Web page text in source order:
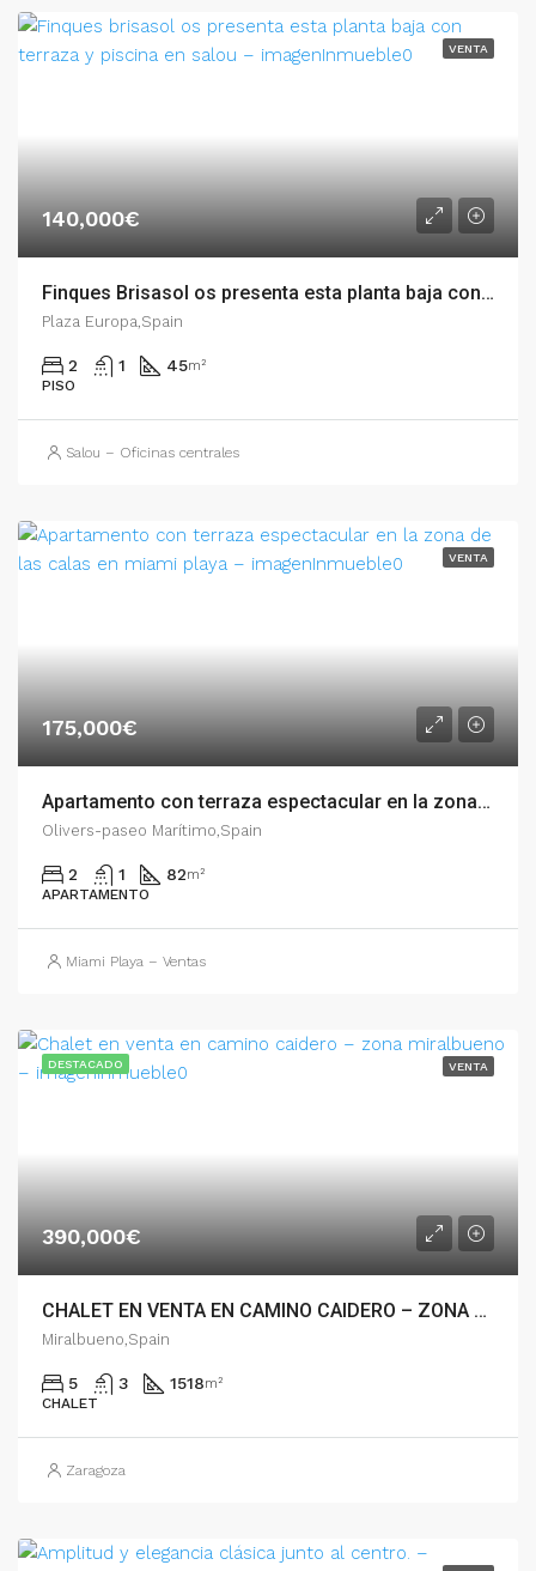
VENTA
140,000€
Finques Brisasol os presenta esta planta baja con terraza y piscina en Salou – 003.03370
Plaza Europa,Spain
2 1 45m²
PISO
Salou – Oficinas centrales
VENTA
175,000€
Apartamento con terraza espectacular en la zona de las Calas en Miami Playa – 001.00739
Olivers-paseo Marítimo,Spain
2 1 82m²
APARTAMENTO
Miami Playa – Ventas
DESTACADO VENTA
390,000€
CHALET EN VENTA EN CAMINO CAIDERO – ZONA MIRALBUENO – 005.04501
Miralbueno,Spain
5 3 1518m²
CHALET
Zaragoza